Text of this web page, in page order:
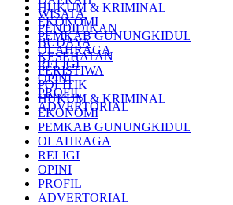
HUKUM & KRIMINAL
EKONOMI
PEMKAB GUNUNGKIDUL
OLAHRAGA
RELIGI
OPINI
PROFIL
ADVERTORIAL
WISATA
PENDIDIKAN
BUDAYA
KESEHATAN
PERISTIWA
POLITIK
HUKUM & KRIMINAL
EKONOMI
PEMKAB GUNUNGKIDUL
OLAHRAGA
RELIGI
OPINI
PROFIL
ADVERTORIAL